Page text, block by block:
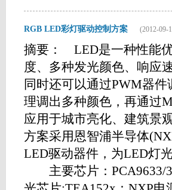
RGB LED彩灯驱动控制方案 (2012-09-
摘要： LED是一种性能
度、多种发光颜色、响应
同时还可以通过PWM器
理调出多种颜色，再通过
应用于城市亮化、建筑
方案采用恩智浦半导体
LED驱动器件，为LED
主要芯片：PCA9633/